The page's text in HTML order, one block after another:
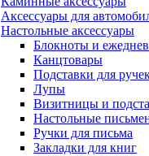
Аксессуары для
Настольные аксессуары
Блокноты и
Канцтовары
Подставки для
Лупы
Визитницы и
Настольные
Ручки для письма
Закладки для книг